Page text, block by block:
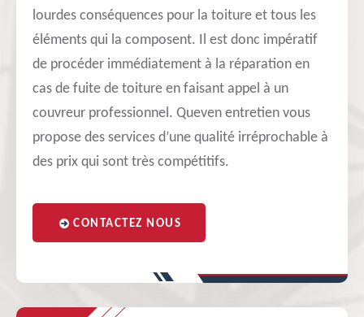
lourdes conséquences pour la toiture et tous les
éléments qui la composent. Il est donc impératif
de procéder immédiatement à la réparation en
cas de fuite de toiture en faisant appel à un
couvreur professionnel. Queven entretien vous
propose des services d’une qualité irréprochable à
des prix qui sont très compétitifs.
CONTACTEZ NOUS